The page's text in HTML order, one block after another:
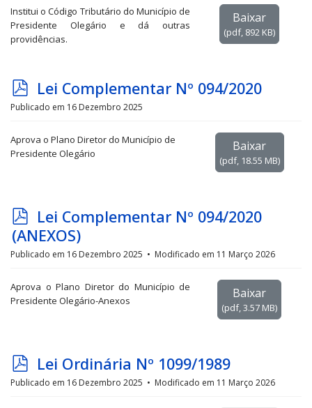
Baixar
(pdf, 892 KB)
Institui o Código Tributário do Município de
Presidente Olegário e dá outras
providências.
p
d
Lei Complementar Nº 094/2020
Publicado em 16 Dezembro 2025
Baixar
(pdf, 18.55 MB)
Aprova o Plano Diretor do Município de
Presidente Olegário
p
d
f
Lei Complementar Nº 094/2020
(ANEXOS)
Publicado em 16 Dezembro 2025 Modificado em 11 Março 2026
Baixar
(pdf,3.57 MB)
Aprova o Plano Diretor do Município de
Presidente Olegário-Anexos
p
d
Lei Ordinária Nº 1099/1989
Publicado em 16 Dezembro 2025 Modificado em 11 Março 2026